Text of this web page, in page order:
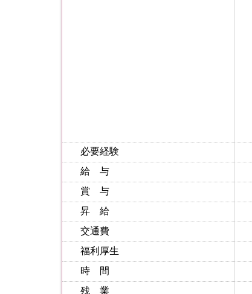
必要経験
給 与
賞 与
昇 給
交通費
福利厚生
時 間
残 業